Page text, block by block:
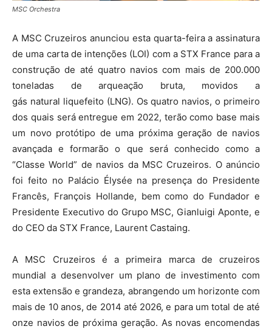
MSC Orchestra
A MSC Cruzeiros anunciou esta quarta-feira a assinatura
de uma carta de intenções (LOI) com a STX France para a
construção de até quatro navios com mais de 200.000
toneladas de arqueação bruta, movidos a
gás natural liquefeito (LNG). Os quatro navios, o primeiro
dos quais será entregue em 2022, terão como base mais
um novo protótipo de uma próxima geração de navios
avançada e formarão o que será conhecido como a
“Classe World” de navios da MSC Cruzeiros. O anúncio
foi feito no Palácio Élysée na presença do Presidente
Francês, François Hollande, bem como do Fundador e
Presidente Executivo do Grupo MSC, Gianluigi Aponte, e
do CEO da STX France, Laurent Castaing.
A MSC Cruzeiros é a primeira marca de cruzeiros
mundial a desenvolver um plano de investimento com
esta extensão e grandeza, abrangendo um horizonte com
mais de 10 anos, de 2014 até 2026, e para um total de até
onze navios de próxima geração. As novas encomendas